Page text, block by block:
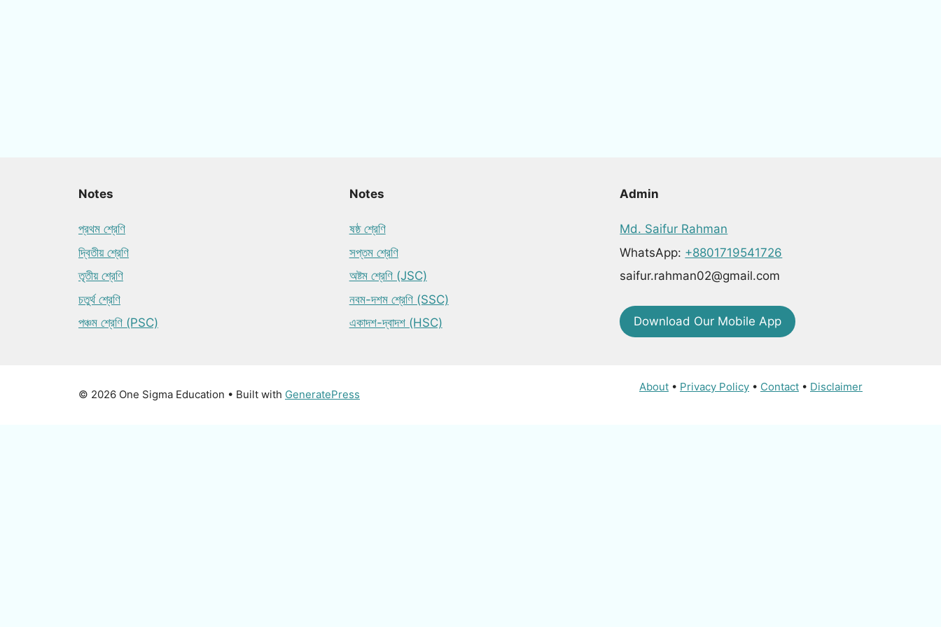
Notes
প্রথম শ্রেণি
দ্বিতীয় শ্রেণি
তৃতীয় শ্রেণি
চতুর্থ শ্রেণি
পঞ্চম শ্রেণি (PSC)
Notes
ষষ্ঠ শ্রেণি
সপ্তম শ্রেণি
অষ্টম শ্রেণি (JSC)
নবম-দশম শ্রেণি (SSC)
একাদশ-দ্বাদশ (HSC)
Admin
Md. Saifur Rahman
WhatsApp: +8801719541726
saifur.rahman02@gmail.com
Download Our Mobile App
About • Privacy Policy • Contact • Disclaimer
© 2026 One Sigma Education • Built with GeneratePress